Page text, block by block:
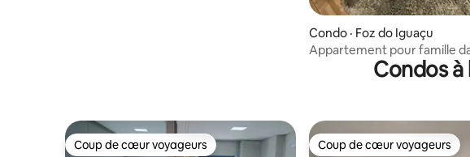
Condo · Foz do Iguaçu
Appartement pour famille
copropriété fermée
Condos
Coup de cœur voyageurs
Coup de cœur voyageurs Coup de cœur voyageurs
Coup de cœur voyageurs